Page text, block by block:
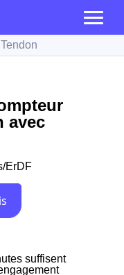
Tendon